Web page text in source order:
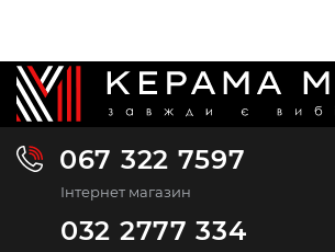
067 322 7597
Інтернет магазин
032 2777 334